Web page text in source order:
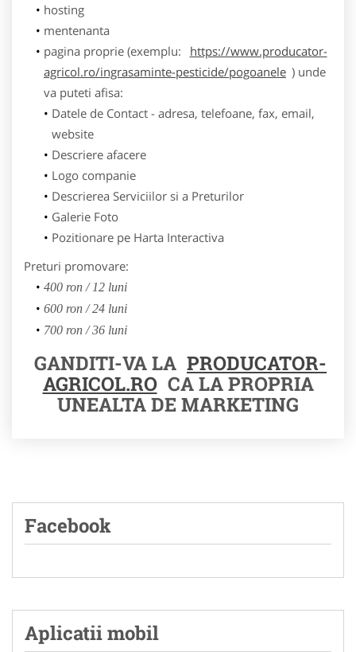
hosting
mentenanta
pagina proprie (exemplu:
https://www.producator-
agricol.ro/ingrasaminte-pesticide/pogoanele ) unde
va puteti afisa:
Datele de Contact - adresa, telefoane, fax, email,
website
Descriere afacere
Logo companie
Descrierea Serviciilor si a Preturilor
Galerie Foto
Pozitionare pe Harta Interactiva
Preturi promovare:
400 ron / 12 luni
600 ron / 24 luni
700 ron / 36 luni
GANDITI-VA LA PRODUCATOR-
AGRICOL.RO CA LA PROPRIA
UNEALTA DE MARKETING
Facebook
Aplicatii mobil